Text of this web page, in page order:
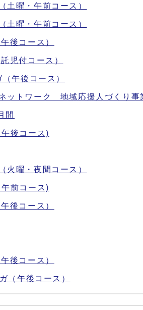
土曜・午前コース）
土曜・午前コース）
後コース）
児付コース）
午後コース）
ットワーク 地域応援人づくり
間
後コース)
火曜・夜間コース）
前コース)
後コース）
後コース）
（午後コース）